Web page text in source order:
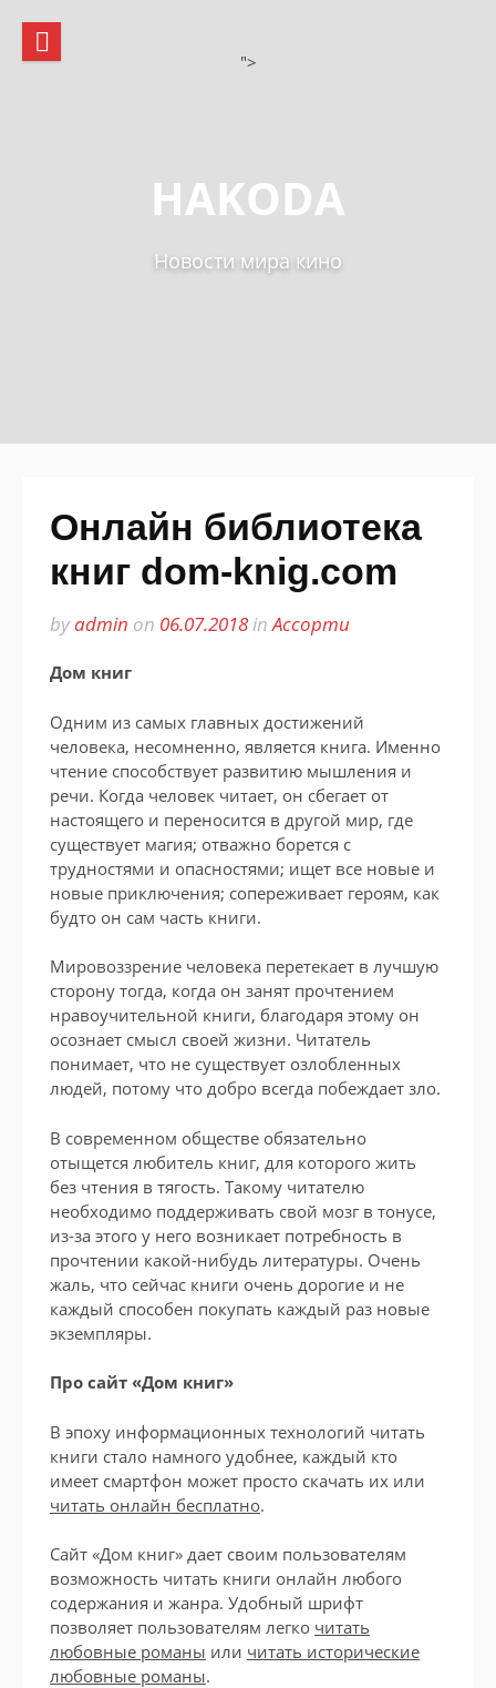
content
">
HAKODA
Новости мира кино
Онлайн библиотека
книг dom-knig.com
byadmin on 06.07.2018inАссорти
Дом книг
Одним из самых главных достижений
человека, несомненно, является книга. Именно
чтение способствует развитию мышления и
речи. Когда человек читает, он сбегает от
настоящего и переносится в другой мир, где
существует магия; отважно борется с
трудностями и опасностями; ищет все новые и
новые приключения; сопереживает героям, как
будто он сам часть книги.
Мировоззрение человека перетекает в лучшую
сторону тогда, когда он занят прочтением
нравоучительной книги, благодаря этому он
осознает смысл своей жизни. Читатель
понимает, что не существует озлобленных
людей, потому что добро всегда побеждает зло.
В современном обществе обязательно
отыщется любитель книг, для которого жить
без чтения в тягость. Такому читателю
необходимо поддерживать свой мозг в тонусе,
из-за этого у него возникает потребность в
прочтении какой-нибудь литературы. Очень
жаль, что сейчас книги очень дорогие и не
каждый способен покупать каждый раз новые
экземпляры.
Про сайт «Дом книг»
В эпоху информационных технологий читать
книги стало намного удобнее, каждый кто
имеет смартфон может просто скачать их или
читать онлайн бесплатно.
Сайт «Дом книг» дает своим пользователям
возможность читать книги онлайн любого
содержания и жанра. Удобный шрифт
позволяет пользователям легко читать
любовные романы или читать исторические
любовные романы.